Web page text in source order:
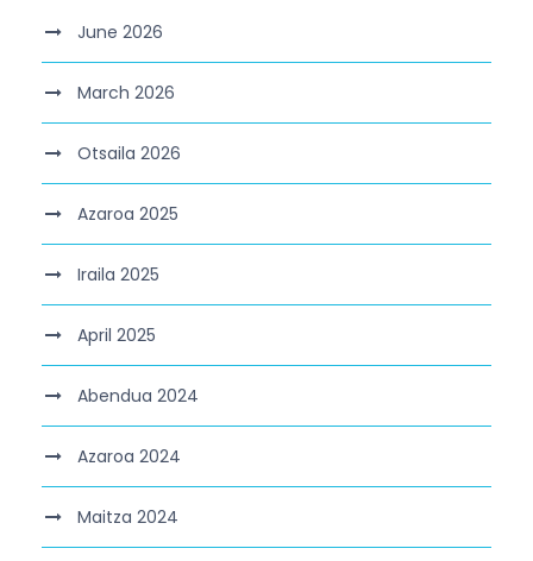
June 2026
March 2026
Otsaila 2026
Azaroa 2025
Iraila 2025
April 2025
Abendua 2024
Azaroa 2024
Maitza 2024